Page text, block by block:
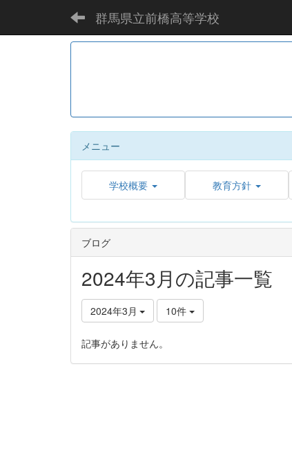
群馬県立前橋高等学校
メニュー
学校概要 教育方針
ブログ
2024年3月の記事一覧
2024年3月 10件
記事がありません。